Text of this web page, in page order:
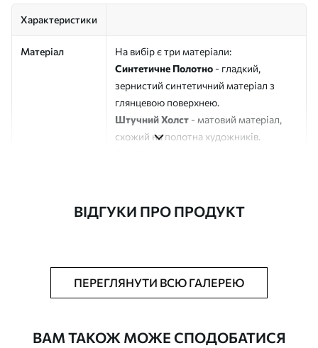
Характеристики
Матеріал
На вибір є три матеріали:
Синтетичне Полотно - гладкий,
зернистий синтетичний матеріал з
глянцевою поверхнею.
Штучний Холст - матовий матеріал,
схожий на полотна художників.
Додатково Можна додати лакове покриття.
ВІДГУКИ ПРО ПРОДУКТ
ПЕРЕГЛЯНУТИ ВСЮ ГАЛЕРЕЮ
ВАМ ТАКОЖ МОЖЕ СПОДОБАТИСЯ